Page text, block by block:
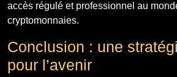
accès régulé et professionnel au
cryptomonnaies.
Conclusion : une
pour l’avenir